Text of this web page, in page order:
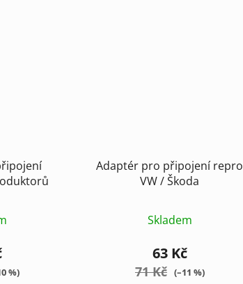
%)
Adaptér pro připojení repro
VW / Škoda
Skladem
63 Kč
71 Kč (–11 %)